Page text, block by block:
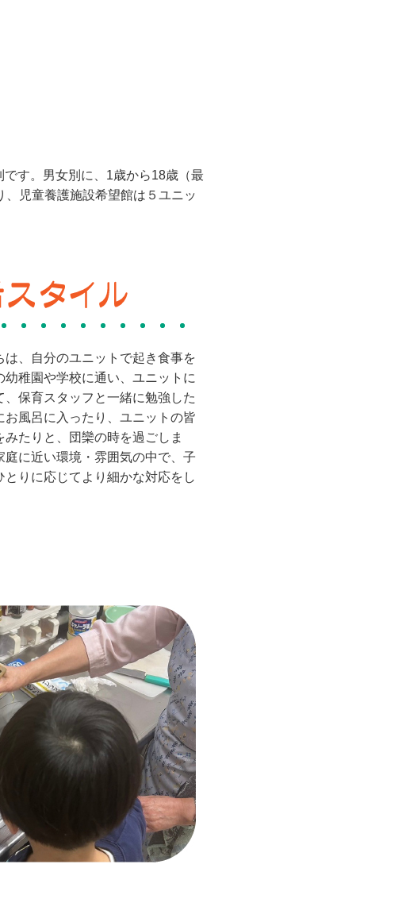
す。男女別に、1歳から18歳（最
児童養護施設希望館は５ユニッ
は、自分のユニットで起き食事を
幼稚園や学校に通い、ユニットに
、保育スタッフと一緒に勉強した
お風呂に入ったり、ユニットの皆
みたりと、団欒の時を過ごしま
庭に近い環境・雰囲気の中で、子
とりに応じてより細かな対応をし